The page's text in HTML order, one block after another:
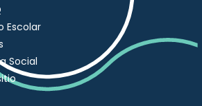
Escolar
Social